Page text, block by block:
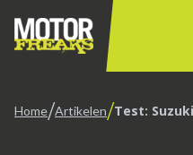
Home/Artikelen/Test: